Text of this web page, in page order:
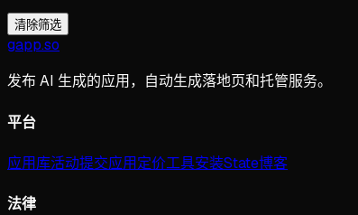
清除筛选
gapp.so
发布 AI 生成的应用，自动生成落地页和托管服务。
平台
应用库活动提交应用定价工具安装State博客
法律